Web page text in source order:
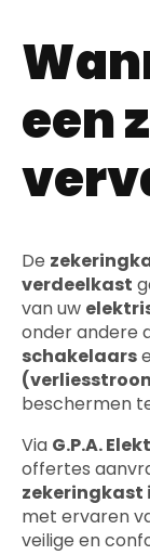
een
De
verdeelkast
van uw
onder andere
schakelaars
beschermen
Via G.P.A.
offertes
zekeringkast
met ervaren
veilige en